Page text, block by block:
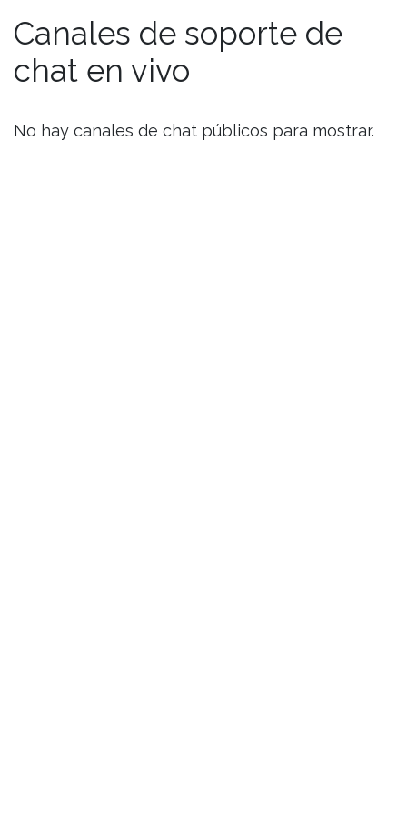
Canales de soporte de
chat en vivo
No hay canales de chat públicos para mostrar.